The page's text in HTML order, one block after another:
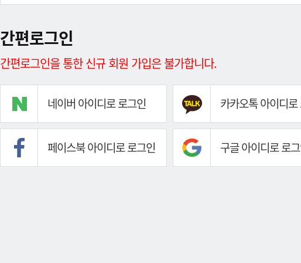
간편로그인
간편로그인을 통한 신규 회원 가입은 불가합니다.
네이버 아이디로 로그인 카카오톡 아이디로
페이스북 아이디로 로그인 구글 아이디로 로